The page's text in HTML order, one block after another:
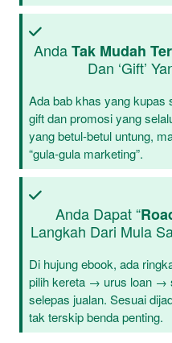
AndaTak Mudah
Dan ‘gift’
Ada bab khas yang kupas
gift dan promosi yang
yang betul-betul untung,
“gula-gula marketing”.
Anda Dapat “
Langkah Dari Mula
Di hujung ebook, ada
pilih kereta → urus loan →
selepas jualan. Sesuai
tak terskip benda penting.